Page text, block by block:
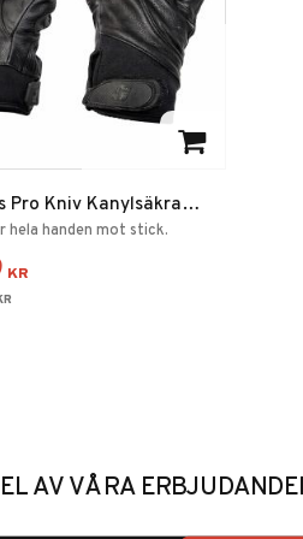
till i favoriter
Pro Kniv Kanylsäkra
Helskydd
hela handen mot stick.
KR
AV VÅRA